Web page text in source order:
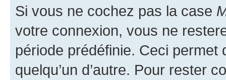
Si vous ne cochez pas la case
votre connexion, vous ne
période prédéfinie. Ceci permet
quelqu’un d’autre. Pour rester